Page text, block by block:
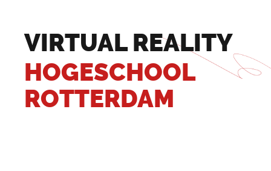
VIRTUAL REALITY
HOGESCHOOL
ROTTERDAM